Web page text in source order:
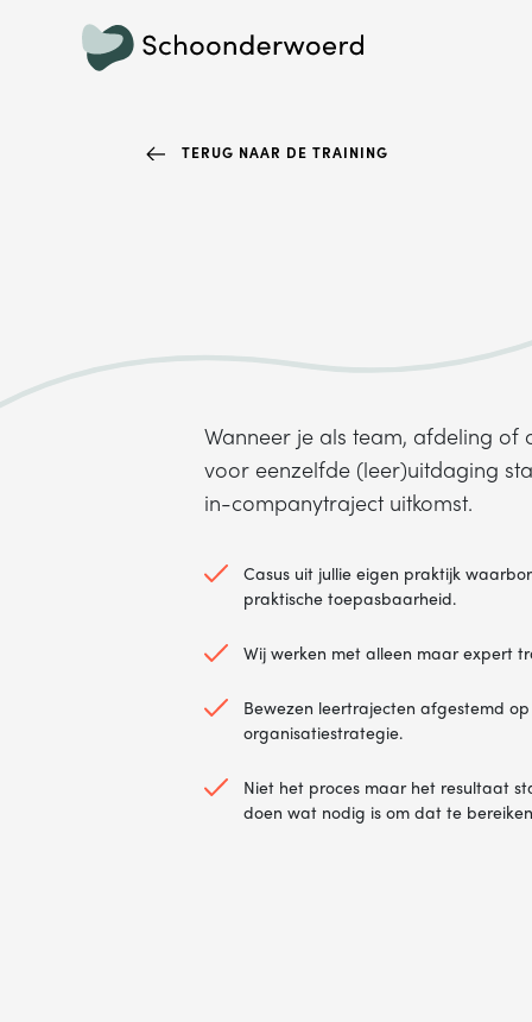
TERUG NAAR DE TRAINING
Wanneer je als team, afdeling of
voor eenzelfde (leer)uitdaging
in-companytraject uitkomst.
Casus uit jullie eigen praktijk
praktische toepasbaarheid.
Wij werken met alleen maar expert
Bewezen leertrajecten afgestemd op
organisatiestrategie.
Niet het proces maar het resultaat
doen wat nodig is om dat te